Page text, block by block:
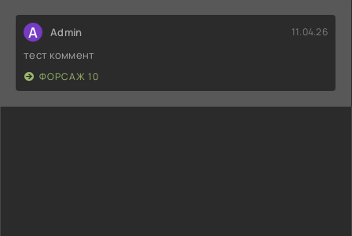
A Admin 11.04.26
тест коммент
ФОРСАЖ 10